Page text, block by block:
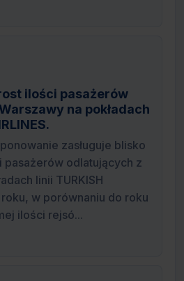
ilości pasażerów
na pokładach
zasługuje blisko
odlatujących z
linii TURKISH
w porównaniu do roku
ilości rejsó...